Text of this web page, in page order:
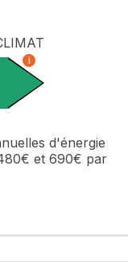
i
d'énergie
et 690€ par